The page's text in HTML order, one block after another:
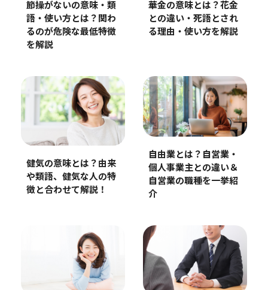
節操がないの意味・類
語・使い方とは？関わ
るのが危険な最低特徴
を解説
華金の意味とは？花金
との違い・死語とされ
る理由・使い方を解説
健気の意味とは？由来
や類語、健気な人の特
徴と合わせて解説！
自由業とは？自営業・
個人事業主との違い＆
自営業の職種を一挙紹
介